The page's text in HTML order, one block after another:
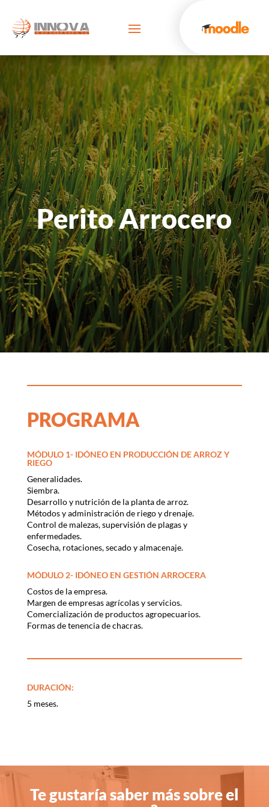
Perito Arrocero
PROGRAMA
MÓDULO 1- IDÓNEO EN PRODUCCIÓN DE ARROZ Y
RIEGO
Generalidades.
Siembra.
Desarrollo y nutrición de la planta de arroz.
Métodos y administración de riego y drenaje.
Control de malezas, supervisión de plagas y
enfermedades.
Cosecha, rotaciones, secado y almacenaje.
MÓDULO 2- IDÓNEO EN GESTIÓN ARROCERA
Costos de la empresa.
Margen de empresas agrícolas y servicios.
Comercialización de productos agropecuarios.
Formas de tenencia de chacras.
DURACIÓN:
5 meses.
Te gustaría saber más sobre el